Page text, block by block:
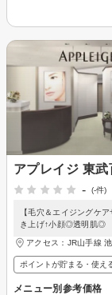
アプレイジ 東
-
(-件)
【毛穴＆エイジングケ
き上げ↑小顔◎透明肌◎
アクセス：JR山手線
ポイントが貯まる・使え
メニュー別参考価格